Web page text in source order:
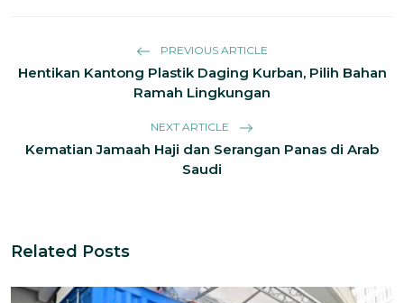
PREVIOUS ARTICLE
Hentikan Kantong Plastik Daging Kurban, Pilih Bahan
Ramah Lingkungan
NEXT ARTICLE
Kematian Jamaah Haji dan Serangan Panas di Arab
Saudi
Related Posts